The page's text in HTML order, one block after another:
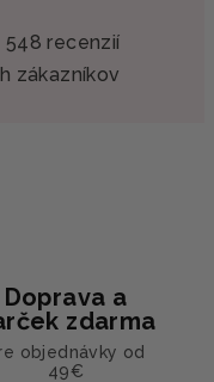
548 recenzií
zákazníkov
Doprava a
zdarma
objednávky od
49€